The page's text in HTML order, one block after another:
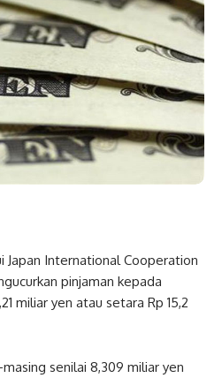
Japan International Cooperation
pinjaman kepada
miliar yen atau setara Rp 15,2
senilai 8,309 miliar yen